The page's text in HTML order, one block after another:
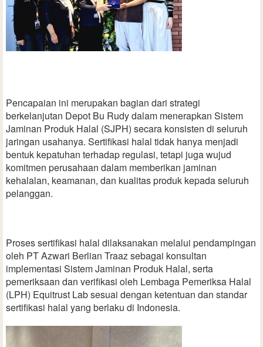
Pencapaian ini merupakan bagian dari strategi
berkelanjutan Depot Bu Rudy dalam menerapkan Sistem
Jaminan Produk Halal (SJPH) secara konsisten di seluruh
jaringan usahanya. Sertifikasi halal tidak hanya menjadi
bentuk kepatuhan terhadap regulasi, tetapi juga wujud
komitmen perusahaan dalam memberikan jaminan
kehalalan, keamanan, dan kualitas produk kepada seluruh
pelanggan.
Proses sertifikasi halal dilaksanakan melalui pendampingan
oleh PT Azwari Berlian Traaz sebagai konsultan
implementasi Sistem Jaminan Produk Halal, serta
pemeriksaan dan verifikasi oleh Lembaga Pemeriksa Halal
(LPH) Equitrust Lab sesuai dengan ketentuan dan standar
sertifikasi halal yang berlaku di Indonesia.